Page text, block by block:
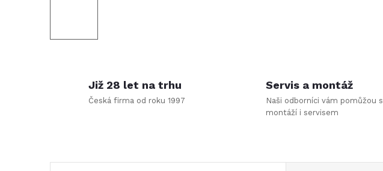
Již 28 let na trhu
Česká firma od roku 1997
Servis a montáž
Naši odborníci vám pomůžou s
montáží i servisem